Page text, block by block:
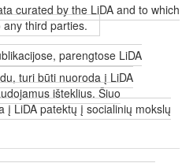
curated by the LiDA and to which
third parties.
parengtose LiDA
turi būti nuoroda į LiDA
išteklius. Šiuo
į LiDA patektų į socialinių mokslų